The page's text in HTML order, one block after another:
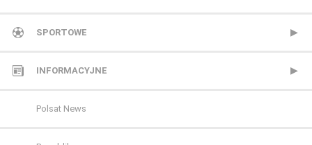
Polsat
TVN
Nowa TV
Polonia 1
Polsat 2
13 Ulica
ale kino+
AMC
SPORTOWE
CANAL+ Extra 1
CANAL+ Extra 2
INFORMACYJNE
Polsat News